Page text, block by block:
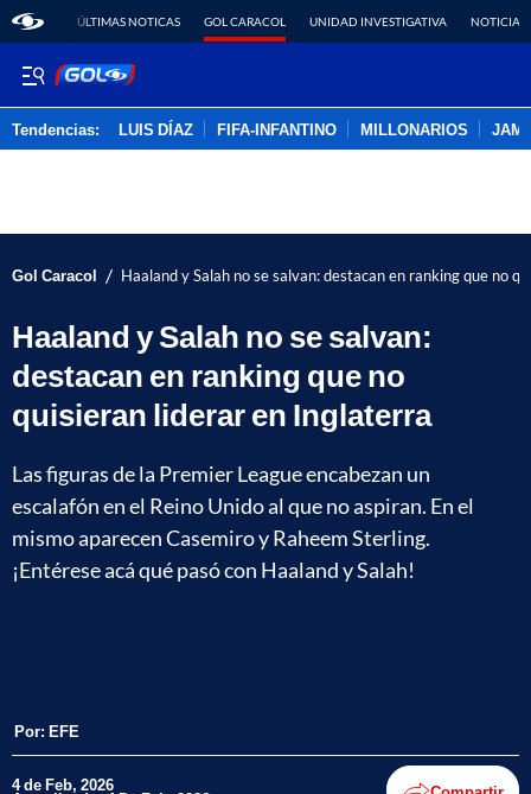
ÚLTIMAS NOTICAS GOL CARACOL UNIDAD INVESTIGATIVA NOTICIAS
Tendencias: LUIS DÍAZ FIFA-INFANTINO MILLONARIOS
Gol Caracol / Haaland y Salah no se salvan: destacan en ranking que no
Haaland y Salah no se salvan:
destacan en ranking que no
quisieran liderar en Inglaterra
Las figuras de la Premier League encabezan un
escalafón en el Reino Unido al que no aspiran. En el
mismo aparecen Casemiro y Raheem Sterling.
¡Entérese acá qué pasó con Haaland y Salah!
Por: EFE
4 de Feb, 2026